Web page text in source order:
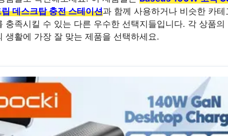
데스크탑 충전 스테이션과 함께 사용하거나 비슷한 카
충족시킬 수 있는 다른 우수한 선택지들입니다. 각 상품의
생활에 가장 잘 맞는 제품을 선택하세요.